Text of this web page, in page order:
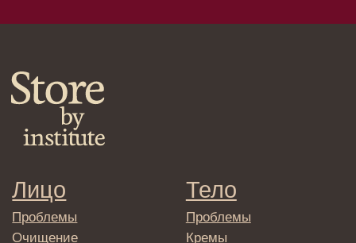
персональных данных
Политика
конфиденциальности
Договор оферта
Реквизиты и контакты
Подписаться
→
Отправляя адрес электронной почты
вы соглашаетесь с политикой в отношении
обработки персональных данных